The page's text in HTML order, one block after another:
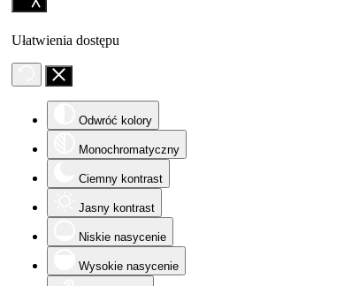
Ułatwienia dostępu
Odwróć kolory
Monochromatyczny
Ciemny kontrast
Jasny kontrast
Niskie nasycenie
Wysokie nasycenie